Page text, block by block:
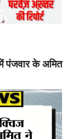
में पंजवार के अमित